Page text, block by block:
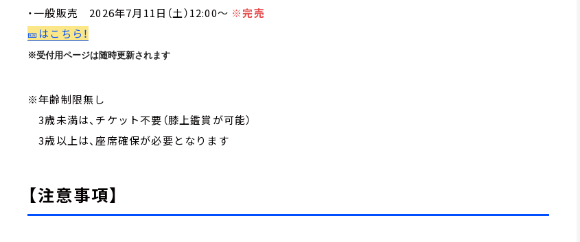
・一般販売 2026年7月11日（土）12:00～ ※完売
🎫はこちら！
※受付用ページは随時更新されます
※年齢制限無し
3歳未満は、チケット不要（膝上鑑賞が可能）
3歳以上は、座席確保が必要となります
【注意事項】